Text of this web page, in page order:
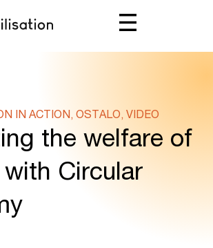
IN ACTION, OSTALO, VIDEO
the welfare of
Circular